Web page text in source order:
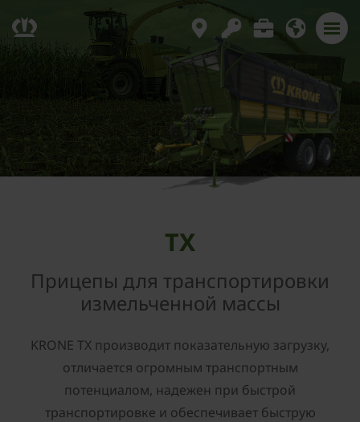
TX
Прицепы для транспортировки
измельченной массы
KRONE TX производит показательную загрузку,
отличается огромным транспортным
потенциалом, надежен при быстрой
транспортировке и обеспечивает быструю